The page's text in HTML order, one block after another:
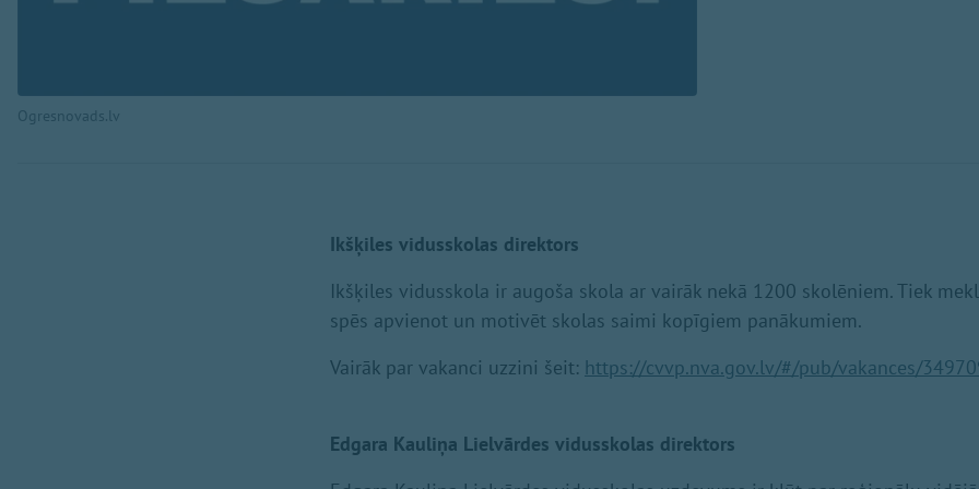
Ogresnovads.lv
Ikšķiles vidusskolas direktors
Ikšķiles vidusskola ir augoša skola ar vairāk nekā 1200 skolēniem. Tiek
spēs apvienot un motivēt skolas saimi kopīgiem panākumiem.
Vairāk par vakanci uzzini šeit: https://cvvp.nva.gov.lv/#/pub/vakances/
Edgara Kauliņa Lielvārdes vidusskolas direktors